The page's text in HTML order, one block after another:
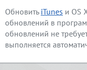
Обновить iTunes и OS
обновлений в
обновлений не
выполняется